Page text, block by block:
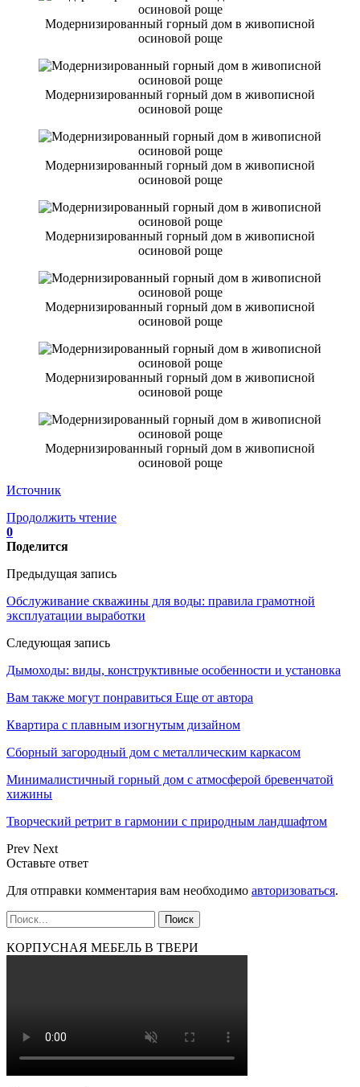
Модернизированный горный дом в живописной
осиновой роще
Модернизированный горный дом в живописной
осиновой роще
Модернизированный горный дом в живописной
осиновой роще
Модернизированный горный дом в живописной
осиновой роще
Модернизированный горный дом в живописной
осиновой роще
Модернизированный горный дом в живописной
осиновой роще
Модернизированный горный дом в живописной
осиновой роще
Источник
Продолжить чтение
0
Поделится
Предыдущая запись
Обслуживание скважины для воды: правила грамотной
эксплуатации выработки
Следующая запись
Дымоходы: виды, конструктивные особенности и установка
Вам также могут понравиться Еще от автора
Квартира с плавным изогнутым дизайном
Сборный загородный дом с металлическим каркасом
Минималистичный горный дом с атмосферой бревенчатой
хижины
Творческий ретрит в гармонии с природным ландшафтом
Prev Next
Оставьте ответ
Для отправки комментария вам необходимо авторизоваться.
КОРПУСНАЯ МЕБЕЛЬ В ТВЕРИ